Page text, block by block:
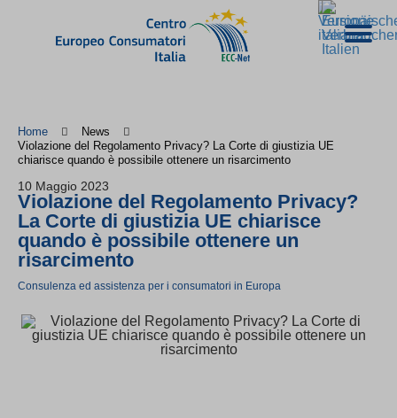
Home
News
Violazione del Regolamento Privacy? La Corte di giustizia UE
chiarisce quando è possibile ottenere un risarcimento
10 Maggio 2023
Violazione del Regolamento Privacy?
La Corte di giustizia UE chiarisce
quando è possibile ottenere un
risarcimento
Consulenza ed assistenza per i consumatori in Europa